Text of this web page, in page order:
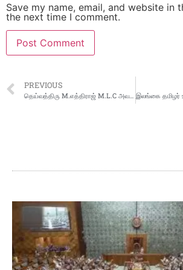
Save my name, email, and website in
the next time I comment.
PREVIOUS